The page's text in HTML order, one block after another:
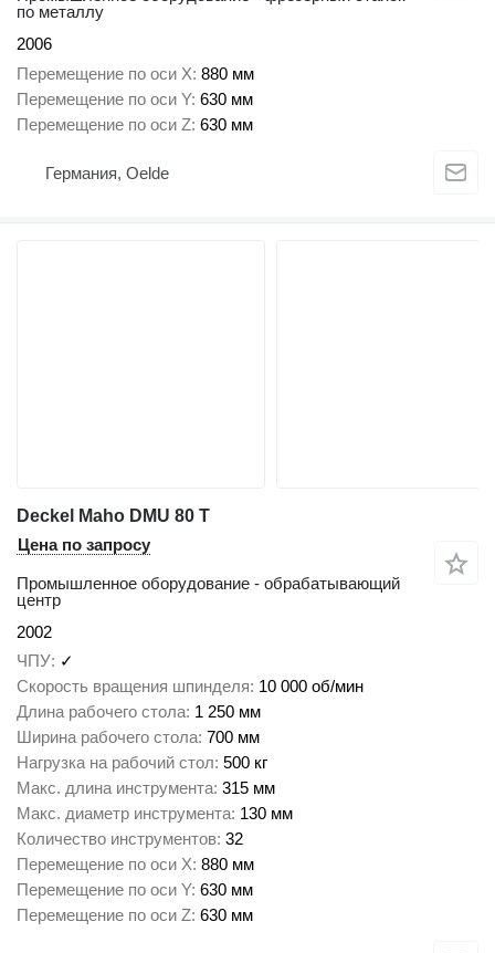
по металлу
2006
Перемещение по оси X 880 мм
Перемещение по оси Y 630 мм
Перемещение по оси Z 630 мм
Германия, Oelde
Deckel Maho DMU 80 T
Цена по запросу
Промышленное оборудование - обрабатывающий
центр
2002
ЧПУ ✓
Скорость вращения шпинделя 10 000 об/мин
Длина рабочего стола 1 250 мм
Ширина рабочего стола 700 мм
Нагрузка на рабочий стол 500 кг
Макс. длина инструмента 315 мм
Макс. диаметр инструмента 130 мм
Количество инструментов 32
Перемещение по оси X 880 мм
Перемещение по оси Y 630 мм
Перемещение по оси Z 630 мм